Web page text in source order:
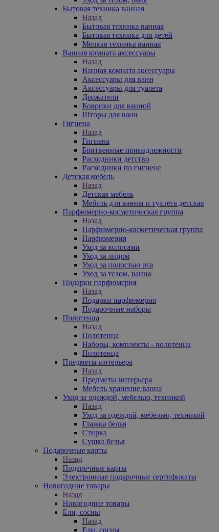
Бытовая техника ванная
Назад
Бытовая техника ванная
Бытовая техника для детей
Мелкая техника ванная
Ванная комната аксессуары
Назад
Ванная комната аксессуары
Аксессуары для ванн
Аксессуары для туалета
Держатели
Коврики для ванной
Шторы для ванн
Гигиена
Назад
Гигиена
Бритвенные принадлежности
Расходники детство
Расходники по гигиене
Детская мебель
Назад
Детская мебель
Мебель для ванны и туалета детская
Парфюмерно-косметическая группа
Назад
Парфюмерно-косметическая группа
Парфюмерия
Уход за волосами
Уход за лицом
Уход за полостью рта
Уход за телом, ванна
Подарки парфюмерия
Назад
Подарки парфюмерия
Подарочные наборы
Полотенца
Назад
Полотенца
Наборы, комплекты - полотенца
Полотенца
Предметы интерьера
Назад
Предметы интерьера
Мебель хранение ванна
Уход за одеждой, мебелью, техникой
Назад
Уход за одеждой, мебелью, техникой
Глажка белья
Стирка
Сушка белья
Подарочные карты
Назад
Подарочные карты
Электронные подарочные сертификаты
Новогодние товары
Назад
Новогодние товары
Ели, сосны
Назад
Ели, сосны